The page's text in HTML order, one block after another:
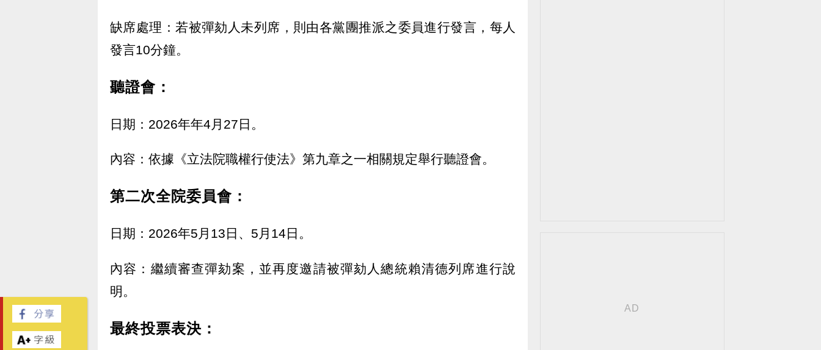
缺席處理：若被彈劾人未列席，則由各黨團推派之委員進行發言，每人
發言10分鐘。
聽證會：
日期：2026年年4月27日。
內容：依據《立法院職權行使法》第九章之一相關規定舉行聽證會。
第二次全院委員會：
日期：2026年5月13日、5月14日。
內容：繼續審查彈劾案，並再度邀請被彈劾人總統賴清德列席進行說
明。
最終投票表決：